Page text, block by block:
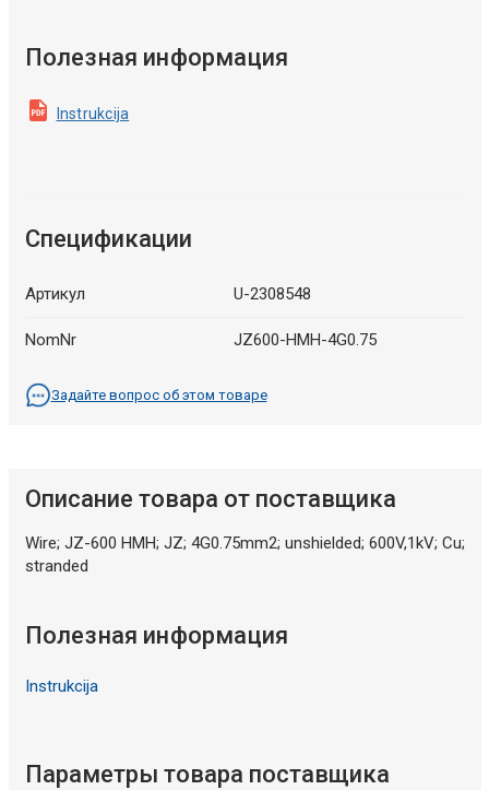
Полезная информация
Instrukcija
Спецификации
Артикул U-2308548
NomNr JZ600-HMH-4G0.75
Задайте вопрос об этом товаре
Описание товара от поставщика
Wire; JZ-600 HMH; JZ; 4G0.75mm2; unshielded; 600V,1kV; Cu;
stranded
Полезная информация
Instrukcija
Параметры товара поставщика